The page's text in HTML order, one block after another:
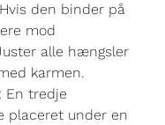
den binder på
mod
alle hængsler
karmen.
: En tredje
placeret under en